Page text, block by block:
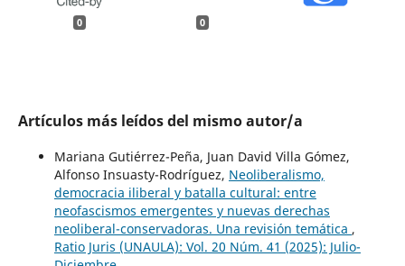
0 0
Artículos más leídos del mismo autor/a
Mariana Gutiérrez-Peña, Juan David Villa Gómez,
Alfonso Insuasty-Rodríguez, Neoliberalismo,
democracia iliberal y batalla cultural: entre
neofascismos emergentes y nuevas derechas
neoliberal-conservadoras. Una revisión temática ,
Ratio Juris (UNAULA): Vol. 20 Núm. 41 (2025): Julio-